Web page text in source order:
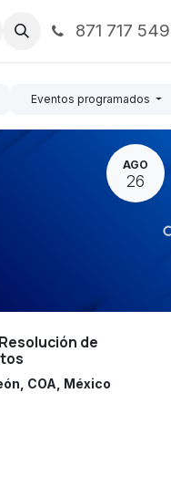
Contáctenos871 717
Eventos programados
AGO
26
de
COA México